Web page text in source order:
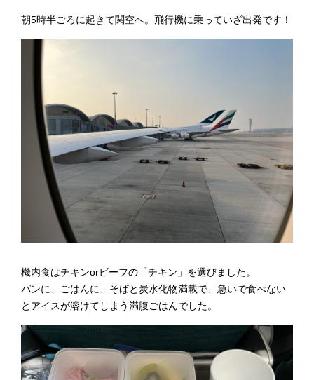
朝5時半ごろに起きて関空へ。飛行機に乗っていざ出発です！
機内食はチキンorビーフの「チキン」を選びました。
パンに、ごはんに、そばと炭水化物満載で、急いで食べない
とアイスが溶けてしまう満腹ごはんでした。